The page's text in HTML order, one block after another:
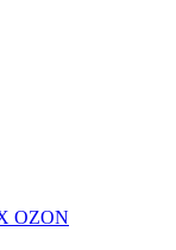
OZON